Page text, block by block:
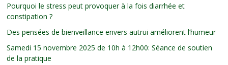
Pourquoi le stress peut provoquer à la fois diarrhée et
constipation ?
Des pensées de bienveillance envers autrui améliorent l’humeur
Samedi 15 novembre 2025 de 10h à 12h00: Séance de soutien
de la pratique